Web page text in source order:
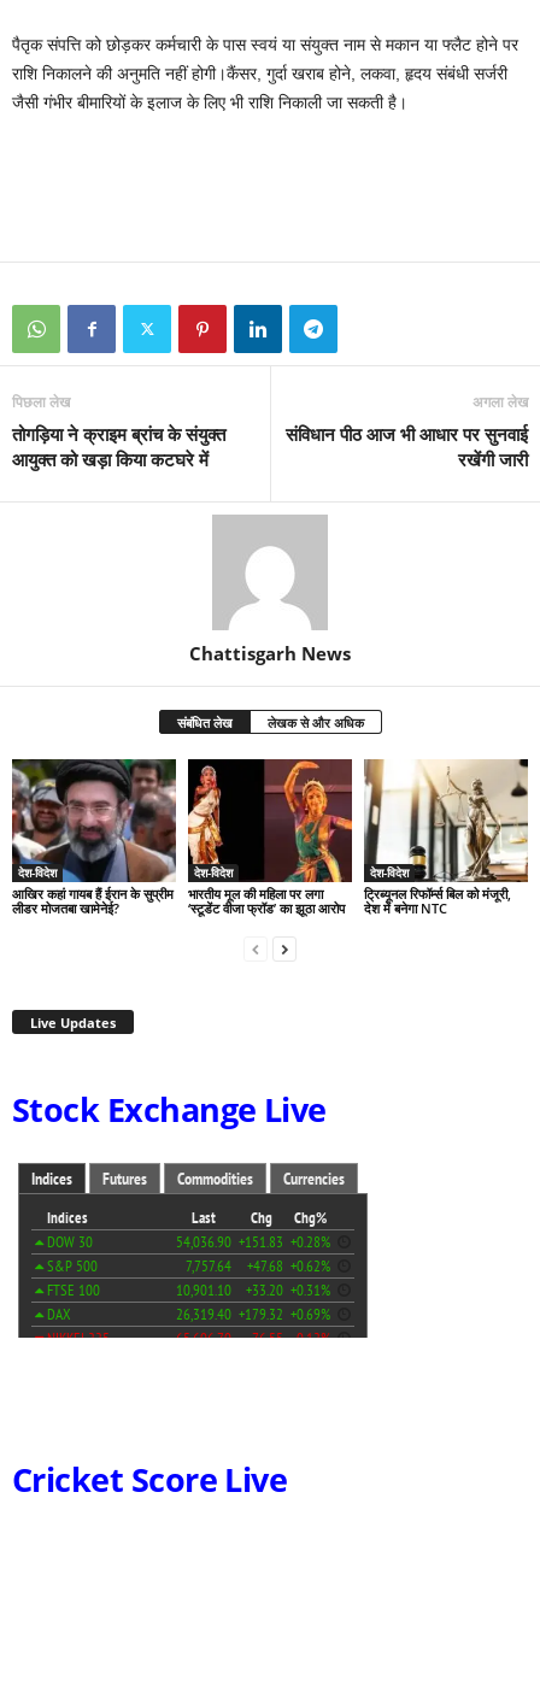
पैतृक संपत्ति को छोड़कर कर्मचारी के पास स्वयं या संयुक्त नाम से मकान या फ्लैट होने पर
राशि निकालने की अनुमति नहीं होगी।कैंसर, गुर्दा खराब होने, लकवा, हृदय संबंधी सर्जरी
जैसी गंभीर बीमारियों के इलाज के लिए भी राशि निकाली जा सकती है।
पिछला लेख
तोगड़िया ने क्राइम ब्रांच के संयुक्त
आयुक्त को खड़ा किया कटघरे में
अगला लेख
संविधान पीठ आज भी आधार पर सुनवाई
रखेंगी जारी
Chattisgarh News
संबंधित लेख लेखक से और अधिक
देश-विदेश
आखिर कहां गायब हैं ईरान के सुप्रीम
लीडर मोजतबा खामेनेई?
देश-विदेश
भारतीय मूल की महिला पर लगा
‘स्टूडेंट वीजा फ्रॉड’ का झूठा आरोप
देश-विदेश
ट्रिब्यूनल रिफॉर्म्स बिल को मंजूरी,
देश में बनेगा NTC
Live Updates
Stock Exchange Live
Cricket Score Live